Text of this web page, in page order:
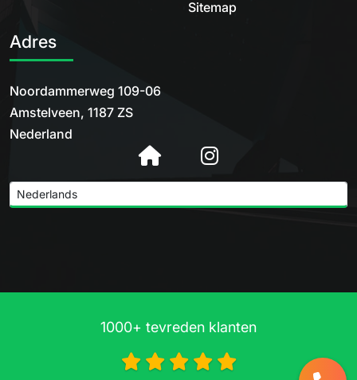
Sitemap
Adres
Noordammerweg 109-06
Amstelveen, 1187 ZS
Nederland
1000+ tevreden klanten